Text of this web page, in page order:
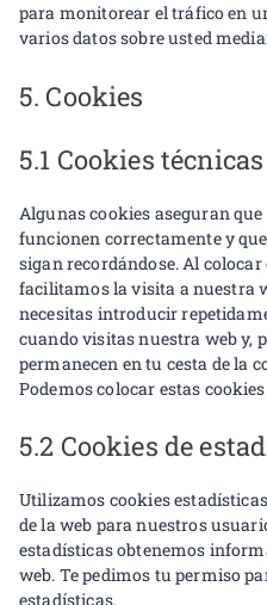
para monitorear el tráfico en
varios datos sobre usted
5. Cookies
5.1 Cookies
Algunas cookies aseguran
funcionen correctamente y
sigan recordándose. Al
facilitamos la visita a nuestra
necesitas introducir
cuando visitas nuestra web y,
permanecen en tu cesta de la
Podemos colocar estas
5.2 Cookies de
Utilizamos cookies
de la web para nuestros
estadísticas obtenemos
web. Te pedimos tu permiso
estadísticas.